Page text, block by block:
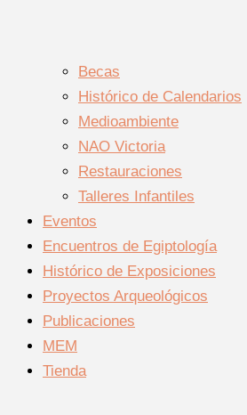
Becas
Histórico de Calendarios
Medioambiente
NAO Victoria
Restauraciones
Talleres Infantiles
Eventos
Encuentros de Egiptología
Histórico de Exposiciones
Proyectos Arqueológicos
Publicaciones
MEM
Tienda